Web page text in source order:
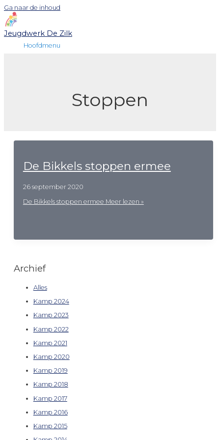
Ga naar de inhoud
Jeugdwerk De Zilk
Hoofdmenu
Stoppen
Archief
Alles
Kamp 2024
Kamp 2023
Kamp 2022
Kamp 2021
Kamp 2020
Kamp 2019
Kamp 2018
Kamp 2017
Kamp 2016
Kamp 2015
De Bikkels stoppen ermee
26 september 2020
De Bikkels stoppen ermee Meer lezen »